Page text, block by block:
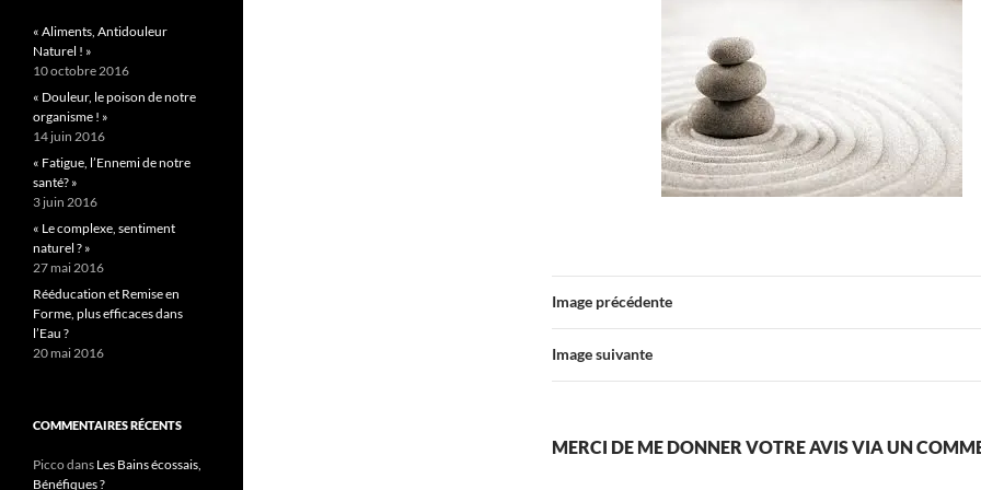
Image précédente
Image suivante
MERCI DE ME DONNER VOTRE AVIS VIA UN
« Aliments, Antidouleur
Naturel ! »
10 octobre 2016
« Douleur, le poison de notre
organisme ! »
14 juin 2016
« Fatigue, l’Ennemi de notre
santé? »
3 juin 2016
« Le complexe, sentiment
naturel ? »
27 mai 2016
Rééducation et Remise en
Forme, plus efficaces dans
l’Eau ?
20 mai 2016
COMMENTAIRES RÉCENTS
Piccodans Les Bains écossais,
Bénéfiques ?